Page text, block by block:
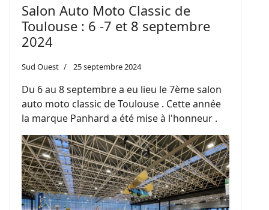
Salon Auto Moto Classic de
Toulouse : 6 -7 et 8 septembre
2024
Sud Ouest 25 septembre 2024
Du 6 au 8 septembre a eu lieu le 7ème salon
auto moto classic de Toulouse . Cette année
la marque Panhard a été mise à l'honneur .